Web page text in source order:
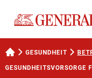
GESUNDHEIT
GESUNDHEITS­VORSORGE